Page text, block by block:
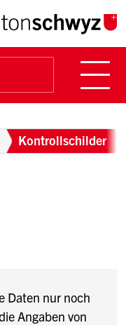
Breadcrumb
Kontrollschilder
Daten nur noch
Angaben von